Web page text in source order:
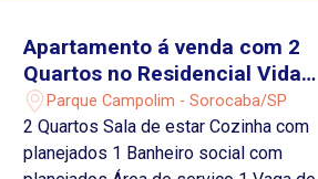
Apartamento á venda com 2
Quartos no Residencial Vida
Plena no Parque Campolim em
Sorocaba-SP
Parque Campolim - Sorocaba/SP
2 Quartos Sala de estar Cozinha com
planejados 1 Banheiro social com